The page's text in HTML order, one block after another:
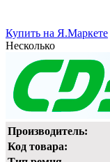
Купить на Я.Маркете
Несколько
Производитель:
Код товара: